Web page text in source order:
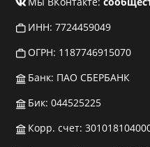
ИНН: 7724459049
ОГРН: 1187746915070
Банк: ПАО СБЕРБАНК
Бик: 044525225
Корр. счет: